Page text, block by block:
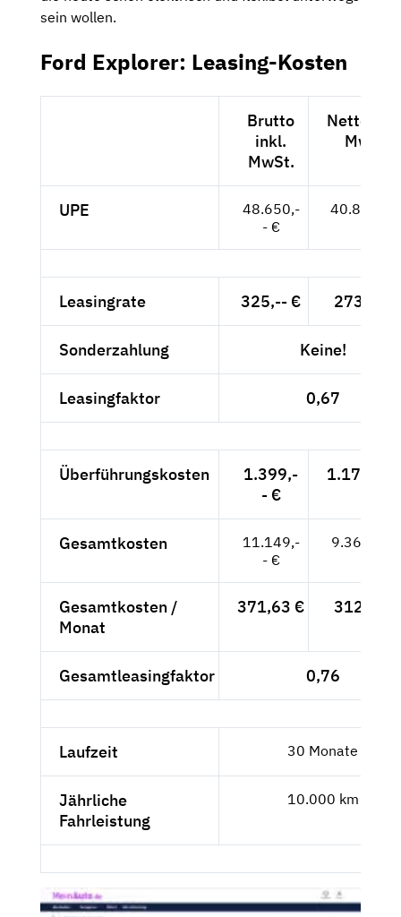
sein wollen.
Ford Explorer: Leasing-Kosten
Brutto
inkl.
MwSt.
Netto
MwSt.
UPE
48.650,-
- €
40.882,--
Leasingrate 325,-- € 273,11 €
Sonderzahlung Keine!
Leasingfaktor 0,67
Überführungskosten
1.399,-
- €
1.175,63
Gesamtkosten
11.149,-
- €
9.368,91
Gesamtkosten /
Monat
371,63 € 312,30 €
Gesamtleasingfaktor 0,76
Laufzeit 30 Monate
Jährliche
Fahrleistung
10.000 km